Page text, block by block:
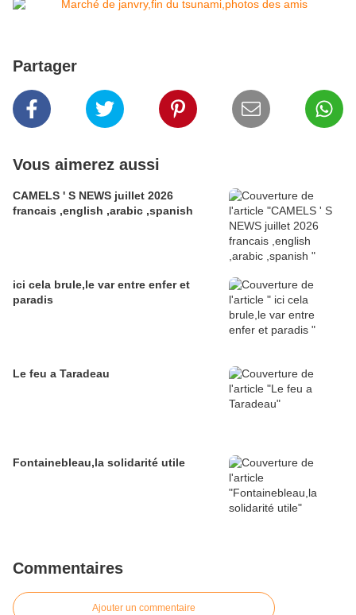
Partager
Vous aimerez aussi
CAMELS ' S NEWS juillet 2026
francais ,english ,arabic ,spanish
ici cela brule,le var entre enfer et
paradis
Le feu a Taradeau
Fontainebleau,la solidarité utile
Commentaires
Ajouter un commentaire